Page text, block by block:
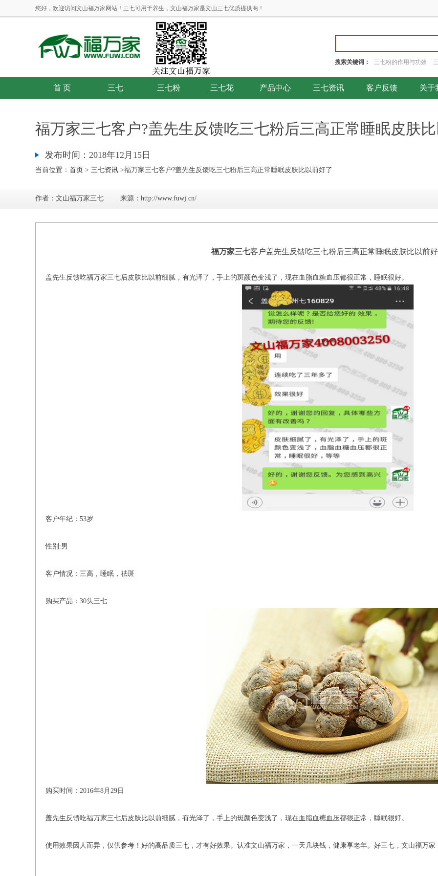
您好，欢迎访问文山福万家网站！三七可用于养生，文山福万家是文山三七优质提供商！
搜索关键词： 三七粉的作用与功效
首 页 三七 三七粉 三七花 产品中心 三七资讯 客户反馈 关于
福万家三七客户?盖先生反馈吃三七粉后三高正常睡眠皮肤
发布时间：2018年12月15日
当前位置： 首页 > 三七资讯 >福万家三七客户?盖先生反馈吃三七粉后三高正常睡眠皮肤比以前好了
作者：文山福万家三七 来源：http://www.fuwj.cn/
福万家三七客户盖先生反馈吃三七粉后三高正常睡眠皮肤比以前
盖先生反馈吃福万家三七后皮肤比以前细腻，有光泽了，手上的斑颜色变浅了，现在血脂血糖血压都很正常，睡眠很好。
客户年纪：53岁
性别:男
客户情况：三高，睡眠，祛斑
购买产品：30头三七
购买时间：2016年8月29日
盖先生反馈吃福万家三七后皮肤比以前细腻，有光泽了，手上的斑颜色变浅了，现在血脂血糖血压都很正常，睡眠很好。
使用效果因人而异，仅供参考！好的高品质三七 ，才有好效果。认准文山福万家，一天几块钱，健康享老年。好三七，文山福万家